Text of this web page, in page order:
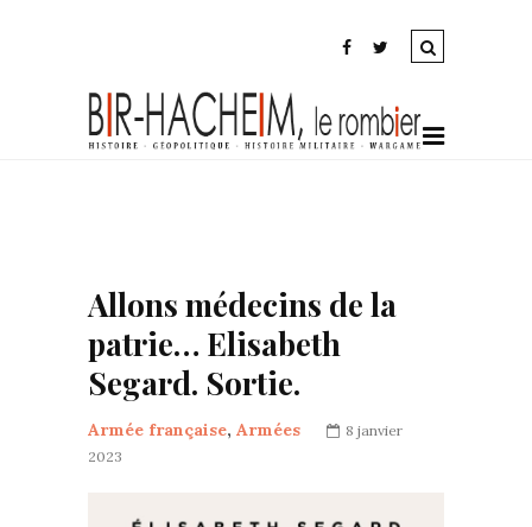
Allons médecins de la
patrie… Elisabeth
Segard. Sortie.
Armée française, Armées
8 janvier
2023